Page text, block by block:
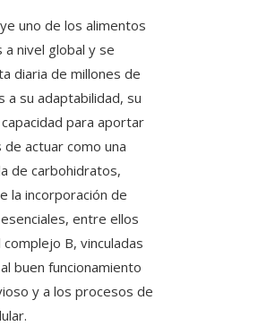
uno de los alimentos
a nivel global y se
diaria de millones de
a su adaptabilidad, su
para aportar
actuar como una
de carbohidratos,
la incorporación de
entre ellos
B, vinculadas
buen funcionamiento
y a los procesos de